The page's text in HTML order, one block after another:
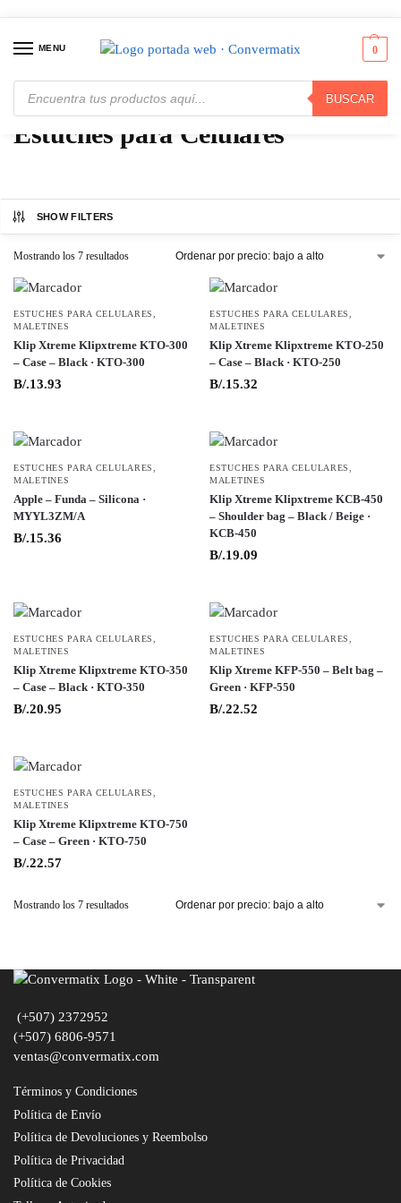
MENU
BUSCAR
0
Inicio / Maletines / Estuches para Celulares
Estuches para Celulares
SHOW FILTERS
Mostrando los 7 resultados
ESTUCHES PARA CELULARES
MALETINES
Klip Xtreme Klipxtreme KTO-300
– Case – Black · KTO-300
B/.13.93
ESTUCHES PARA CELULARES
MALETINES
Klip Xtreme Klipxtreme KTO-250
– Case – Black · KTO-250
B/.15.32
ESTUCHES PARA CELULARES
MALETINES
Apple – Funda – Silicona ·
MYYL3ZM/A
B/.15.36
ESTUCHES PARA CELULARES
MALETINES
Klip Xtreme Klipxtreme KCB-450
– Shoulder bag – Black / Beige ·
KCB-450
B/.19.09
ESTUCHES PARA CELULARES
MALETINES
Klip Xtreme Klipxtreme KTO-350
– Case – Black · KTO-350
B/.20.95
ESTUCHES PARA CELULARES
MALETINES
Klip Xtreme KFP-550 – Belt bag –
Green · KFP-550
B/.22.52
ESTUCHES PARA CELULARES
MALETINES
Klip Xtreme Klipxtreme KTO-750
– Case – Green · KTO-750
B/.22.57
Mostrando los 7 resultados
(+507) 2372952
(+507) 6806-9571
ventas@convermatix.com
Términos y Condiciones
Política de Envío
Política de Devoluciones y Reembolso
Política de Privacidad
Política de Cookies